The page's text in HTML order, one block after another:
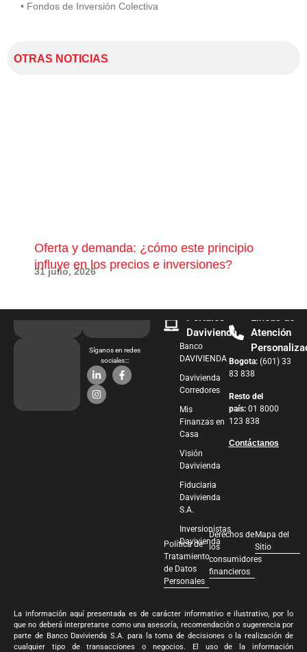
• Fondos de Inversión Colectiva
OTRAS NOTICIAS
Oferta y demanda: ¿cómo este principio
influye en los precios e inversiones?
31 julio, 2026
Síganos en redes
sociales:::
Portales
Davivienda
Banco
DAVIVIENDA
Davivienda
Corredores
Mis
Finanzas en
Casa
Visión
Davivienda
Fiduciaria
Davivienda
S.A.
Inversionistas
Davivienda
Líneas de
Atención
Bogota: (601) 33
83 838
Resto del
país: 01 8000
123 838
Contáctanos
Política de
Tratamiento
de Datos
Personales
Derechos de
los
consumidores
financieros
Mapa del
Sitio
La información aquí presentada es de carácter informativo e ilustrativo, por lo
que no deberá interpretarse como una asesoría, recomendación o sugerencia por
parte de Banco Davivienda S.A. para la toma de decisiones o la realización de
cualquier tipo de transacciones o negocios. El uso de la información